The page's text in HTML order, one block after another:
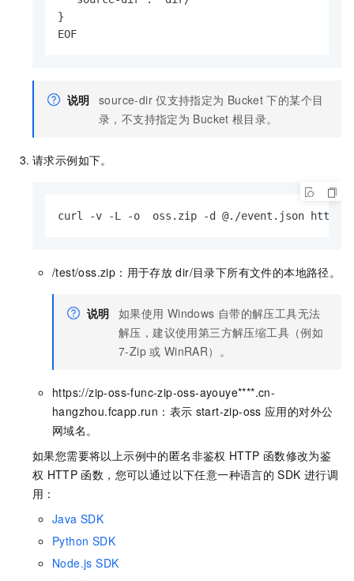
}
EOF
说明 source-dir 仅支持指定为 Bucket 下的某个目
录，不支持指定为 Bucket 根目录。
请求示例如下。
curl -v -L -o  oss.zip -d @./event.json https://
/test/oss.zip ：用于存放 dir/目录下所有文件的本地路径。
说明 如果使用 Windows 自带的解压工具无法
解压，建议使用第三方解压缩工具（例如
7-Zip 或 WinRAR）。
https://zip-oss-func-zip-oss-ayouye****.cn-
hangzhou.fcapp.run ：表示 start-zip-oss 应用的对外公
网域名。
如果您需要将以上示例中的匿名非鉴权 HTTP 函数修改为鉴
权 HTTP 函数，您可以通过以下任意一种语言的 SDK 进行调
用：
Java SDK
Python SDK
Node.js SDK